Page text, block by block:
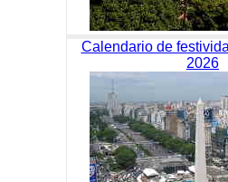
Calendario de
2026